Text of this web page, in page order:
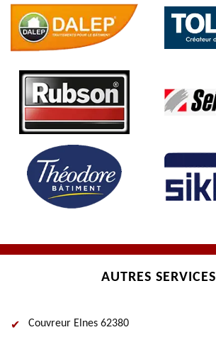
AUTRES SERVICES
Couvreur Elnes 62380